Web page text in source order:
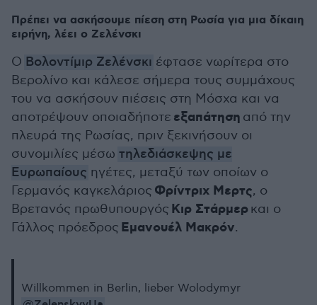
Πρέπει να ασκήσουμε πίεση στη Ρωσία για μια δίκαιη
ειρήνη, λέει ο Ζελένσκι
Ο Βολοντίμιρ Ζελένσκι έφτασε νωρίτερα στο
Βερολίνο και κάλεσε σήμερα τους συμμάχους
του να ασκήσουν πιέσεις στη Μόσχα και να
αποτρέψουν οποιαδήποτε εξαπάτηση από την
πλευρά της Ρωσίας, πριν ξεκινήσουν οι
συνομιλίες μέσω τηλεδιάσκεψης με
Ευρωπαίους ηγέτες, μεταξύ των οποίων ο
Γερμανός καγκελάριος Φρίντριχ Μερτς, ο
Βρετανός πρωθυπουργός Κιρ Στάρμερκαι ο
Γάλλος πρόεδρος Εμανουέλ Μακρόν.
Willkommen in Berlin, lieber Wolodymyr